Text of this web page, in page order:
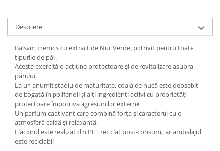
Sapun solid
Sapun spuma
Consumabile hartie
Acoperitori toaleta
Cearceaf hartie & cearceaf hartie
Hartie igienica
Prosoape hartie pliate
Pungi igienice
Descriere
Balsam cremos cu extract de Nuc Verde, potrivit pentru toate
tipurile de păr.
Acesta exercită o acțiune protectoare și de revitalizare asupra
părului.
La un anumit stadiu de maturitate, coaja de nucă este deosebit
de bogată în polifenoli și alți ingredienti activi cu proprietăți
protectoare împotriva agresiunilor externe.
Un parfum captivant care combină forța și caracterul cu o
atmosferă caldă și relaxantă.
Flaconul este realizat din PET reciclat post-consum, iar ambalajul
este reciclabil